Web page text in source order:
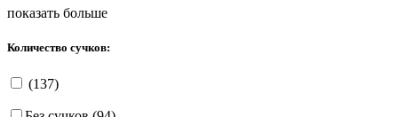
показать больше
Количество сучков:
(137)